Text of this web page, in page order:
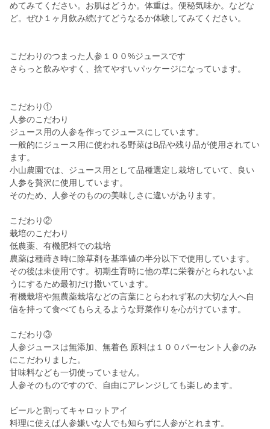
めてみてください。お肌はどうか。体重は。便秘気味か。などな
ど。ぜひ１ヶ月飲み続けてどうなるか体験してみてください。
こだわりのつまった人参１００%ジュースです
さらっと飲みやすく、捨てやすいパッケージになっています。
こだわり①
人参のこだわり
ジュース用の人参を作ってジュースにしています。
一般的にジュース用に使われる野菜はB品や残り品が使用されてい
ます。
小山農園では、ジュース用として品種選定し栽培していて、良い
人参を贅沢に使用しています。
そのため、人参そのものの美味しさに違いがあります。
こだわり②
栽培のこだわり
低農薬、有機肥料での栽培
農薬は種蒔き時に除草剤を基準値の半分以下で使用しています。
その後は未使用です。初期生育時に他の草に栄養がとられないよ
うにするため最初だけ撒いています。
有機栽培や無農薬栽培などの言葉にとらわれず私の大切な人へ自
信を持って食べてもらえるような野菜作りを心がけています。
こだわり③
人参ジュースは無添加、無着色 原料は１００パーセント人参のみ
にこだわりました。
甘味料なども一切使っていません。
人参そのものですので、自由にアレンジしても楽しめます。
ビールと割ってキャロットアイ
料理に使えば人参嫌いな人でも知らずに人参がとれます。